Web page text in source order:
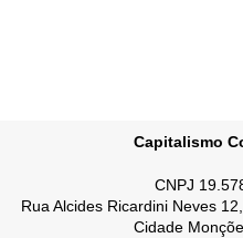
Capitalismo
CNPJ
Rua Alcides Ricardini Neves
Cidade